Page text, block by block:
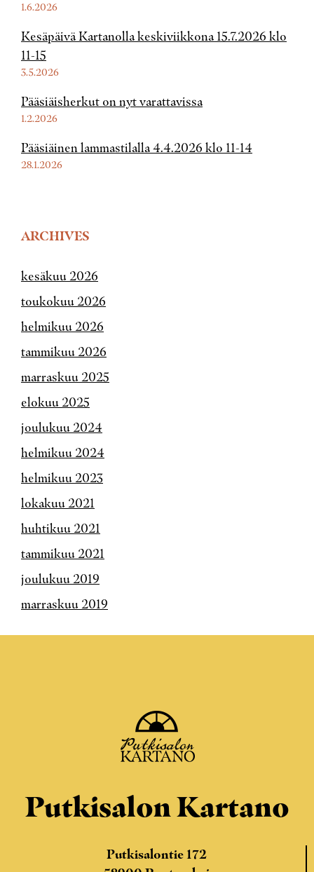
1.6.2026
Kesäpäivä Kartanolla keskiviikkona 15.7.2026 klo
11-15
3.5.2026
Pääsiäisherkut on nyt varattavissa
1.2.2026
Pääsiäinen lammastilalla 4.4.2026 klo 11-14
28.1.2026
ARCHIVES
kesäkuu 2026
toukokuu 2026
helmikuu 2026
tammikuu 2026
marraskuu 2025
elokuu 2025
joulukuu 2024
helmikuu 2024
helmikuu 2023
lokakuu 2021
huhtikuu 2021
tammikuu 2021
joulukuu 2019
marraskuu 2019
Putkisalon Kartano
Putkisalontie 172